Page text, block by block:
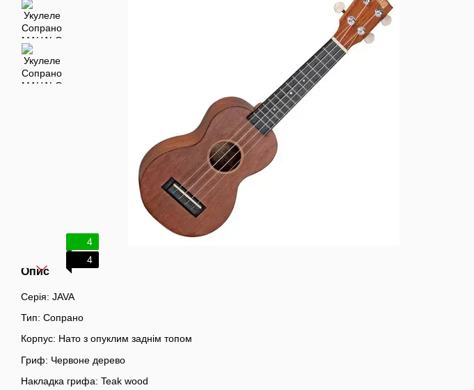
4
4
Опис
Серія: JAVA
Тип: Сопрано
Корпус: Нато з опуклим заднім топом
Гриф: Червоне дерево
Накладка грифа: Teak wood